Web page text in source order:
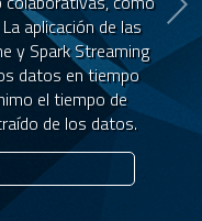
aplicación de las
y Spark Streaming
datos en tiempo
el tiempo de
de los datos.